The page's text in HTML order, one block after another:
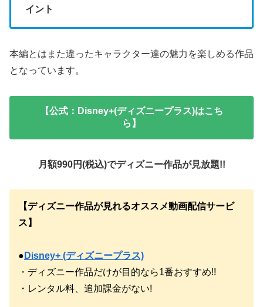
イント
本編とはまた違ったキャラクター達の魅力を楽しめる作品
となっています。
【公式：Disney+(ディズニープラス)はこち
ら】
月額990円(税込)でディズニー作品が見放題!!
【ディズニー作品が見れるオススメ動画配信サービ
ス】
● Disney+ (ディズニープラス)
・ディズニー作品だけが目的なら1番おすすめ!!
・レンタル料、追加課金がない!